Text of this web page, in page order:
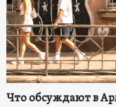
Что обсуждают в